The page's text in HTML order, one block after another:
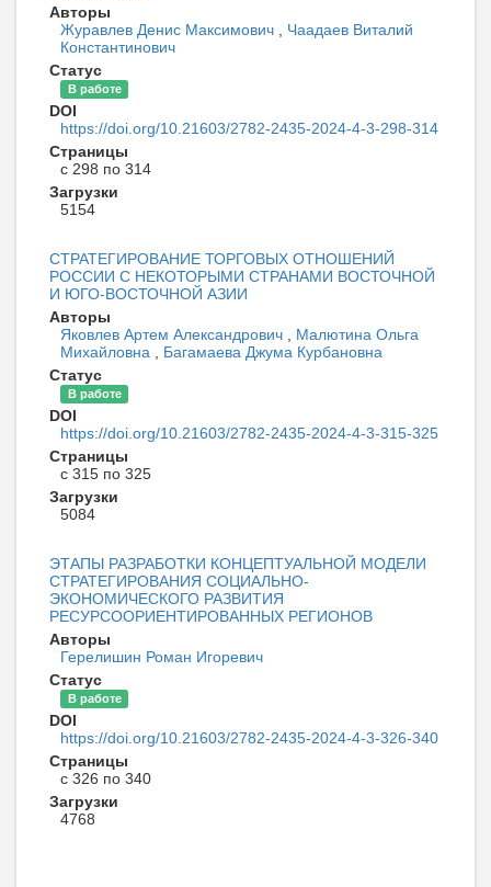
Авторы
Журавлев Денис Максимович
Чаадаев Виталий
Константинович
Статус
В работе
DOI
https://doi.org/10.21603/2782-2435-2024-4-3-298-314
Страницы
с 298 по 314
Загрузки
5154
СТРАТЕГИРОВАНИЕ ТОРГОВЫХ ОТНОШЕНИЙ
РОССИИ С НЕКОТОРЫМИ СТРАНАМИ ВОСТОЧНОЙ
И ЮГО-ВОСТОЧНОЙ АЗИИ
Авторы
Яковлев Артем Александрович
Малютина Ольга
Михайловна
Багамаева Джума Курбановна
Статус
В работе
DOI
https://doi.org/10.21603/2782-2435-2024-4-3-315-325
Страницы
с 315 по 325
Загрузки
5084
ЭТАПЫ РАЗРАБОТКИ КОНЦЕПТУАЛЬНОЙ МОДЕЛИ
СТРАТЕГИРОВАНИЯ СОЦИАЛЬНО-
ЭКОНОМИЧЕСКОГО РАЗВИТИЯ
РЕСУРСООРИЕНТИРОВАННЫХ РЕГИОНОВ
Авторы
Герелишин Роман Игоревич
Статус
В работе
DOI
https://doi.org/10.21603/2782-2435-2024-4-3-326-340
Страницы
с 326 по 340
Загрузки
4768